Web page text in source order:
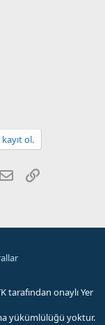
ol.
E-posta
tarafından onaylı Yer
yükümlülüğü yoktur.